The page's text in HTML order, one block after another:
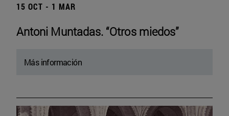
15 OCT - 1 MAR
Antoni Muntadas. “Otros miedos”
Más información